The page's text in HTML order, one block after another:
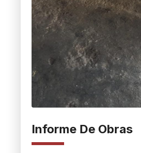
Informe De Obras